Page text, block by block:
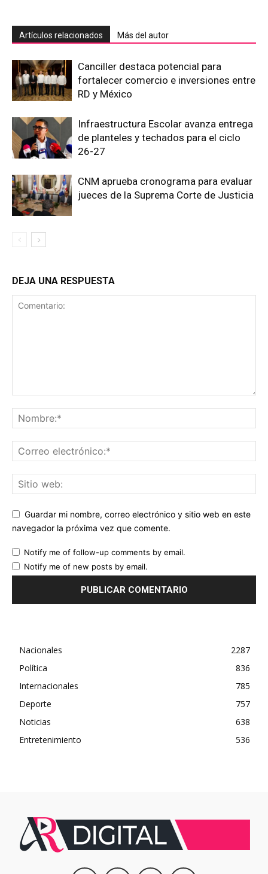
Artículos relacionados Más del autor
Canciller destaca potencial para
fortalecer comercio e inversiones entre
RD y México
Infraestructura Escolar avanza entrega
de planteles y techados para el ciclo
26-27
CNM aprueba cronograma para evaluar
jueces de la Suprema Corte de Justicia
DEJA UNA RESPUESTA
Guardar mi nombre, correo electrónico y sitio web en este
navegador la próxima vez que comente.
Notify me of follow-up comments by email.
Notify me of new posts by email.
Nacionales
2287
Política
836
Internacionales
785
Deporte
757
Noticias
638
Entretenimiento
536